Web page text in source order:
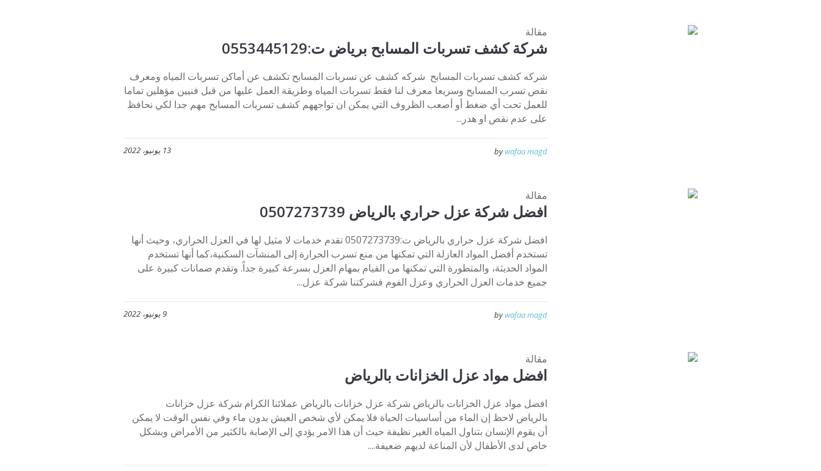
مقالة
شركة كشف تسربات المسابح برياض ت:0553445129
شركه كشف تسربات المسابح شركه كشف عن تسربات المسابح تكشف عن أماكن تسربات المياه ومعرف
نقص تسرب المسابح وسريعا معرف لنا فقط تسربات المياه وطريقة العمل عليها من قبل فنيين مؤهلين تماما
للعمل تحت أي ضغط أو أصعب الظروف التي يمكن ان تواجههم كشف تسربات المسابح مهم جدا لكي نحافظ
على عدم نقص او هدر...
13 يونيو، 2022 bywafaa magd
مقالة
افضل شركة عزل حراري بالرياض 0507273739
افضل شركة عزل حراري بالرياض ت:0507273739 تقدم خدمات لا مثيل لها في العزل الحراري، وحيث أنها
تستخدم أفضل المواد العازلة التي تمكنها من منع تسرب الحرارة إلى المنشآت السكنية،كما أنها تستخدم
المواد الحديثة، والمتطورة التي تمكنها من القيام بمهام العزل بسرعة كبيرة جداً. وتقدم ضمانات كبيرة على
جميع خدمات العزل الحراري وعزل الفوم فشركتنا شركة عزل...
9 يونيو، 2022 bywafaa magd
مقالة
افضل مواد عزل الخزانات بالرياض
افضل مواد عزل الخزانات بالرياض شركة عزل خزانات بالرياض عملائنا الكرام شركة عزل خزانات
بالرياض لاحظ إن الماء من أساسيات الحياة فلا يمكن لأي شخص العيش بدون ماء وفي نفس الوقت لا يمكن
أن يقوم الإنسان بتناول المياه الغير نظيفة حيث أن هذا الامر يؤدي إلى الإصابة بالكثير من الأمراض وبشكل
خاص لدى الأطفال لأن المناعة لديهم ضعيفة....